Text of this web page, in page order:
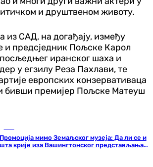
и друштвеном животу.
из САД, на догађају, између
и предсједник Пољске Карол
иранског шаха и
у егзилу Реза Пахлави, те
европских конзервативаца
бивши премијер Пољске Матеуш
мимо Земаљског музеја: Да ли се и
крије иза Вашингтонског представљања
хагаде?